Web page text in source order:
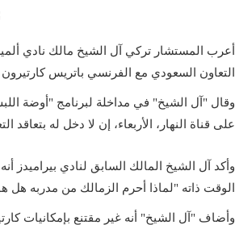
أعرب المستشار تركي آل الشيخ مالك نادي
التعاون السعودي مع الفرنسي باتريس
وقال "آل الشيخ" في مداخلة لبرنامج "أوضة
على قناة النهار، الأربعاء، إن لا دخل له بتعاقد
وأكد آل الشيخ المالك السابق لنادي بيراميدز
الوقت ذاته "لماذا أحرم الزمالك من مدربه هل
وأضاف "آل الشيخ" أنه غير مقتنع بإمكانيات